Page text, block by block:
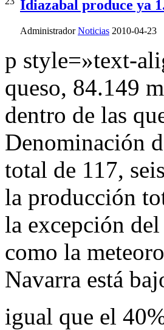
Idiazabal produce ya
Administrador Noticias 2010-04-23
p style=»text-
queso, 84.149
dentro de las
Denominación
total de 117,
la producción
la excepción
como la
Navarra está
igual que el